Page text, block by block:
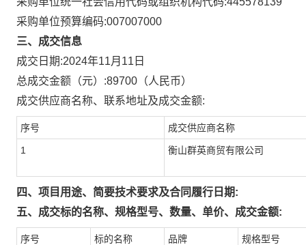
采购单位预算编码:007007000
三、成交信息
成交日期:2024年11月11日
总成交金额（元）:89700 （人民币）
成交供应商名称、联系地址及成交金额:
序号 成交供应商名称
1 衡山群英商贸有限公司
四、项目用途、简要技术要求及合同履行日期:
五、成交标的名称、规格型号、数量、单价、成交金额:
序号 标的名称 品牌 规格型号